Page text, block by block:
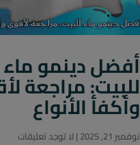
أفضل دينمو ماء
للبيت: مراجعة
وأكفأ الأنواع
نوفمبر 21, 2025 لا توجد تعليقات